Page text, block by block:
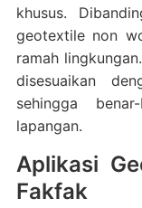
khusus.
geotextile non
ramah
disesuaikan
sehingga
lapangan.
Aplikasi
Fakfak